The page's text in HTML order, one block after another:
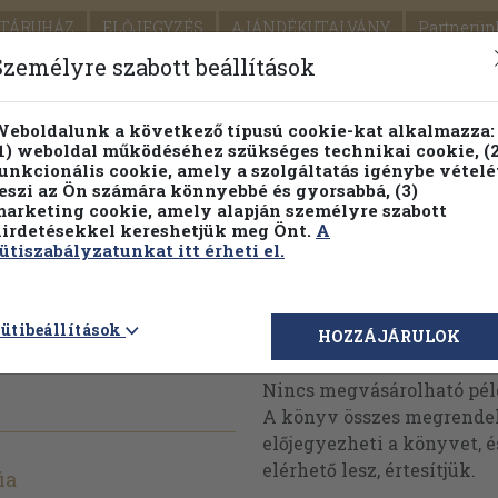
ELŐJEGYZÉS AJÁNDÉKUTALVÁNY
SEGÍTSÉG
PILLANATNYI ÁRAINK FENNTARTHATÓ
Részletes kereső Témaköri fa
Megvásárolható
Nincs megvásárolható
A könyv összes
előjegyezheti a könyvet,
elérhető lesz, értesítjük.
szabott beállítások
a következő típusú cookie-kat alkalmazza:
weboldal működéséhez szükséges technikai cookie,
cookie, amely a szolgáltatás igénybe
az Ön számára könnyebbé és gyorsabbá, (3)
cookie, amely alapján személyre szabott
kereshetjük meg Önt. A
itt érheti el.
HOZZÁJÁRULOK